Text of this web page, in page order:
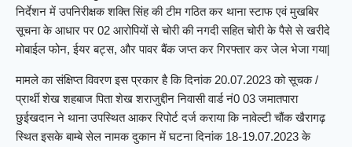
निर्देशन में उपनिरीक्षक शक्ति सिंह की टीम गठित कर थाना स्टाफ एवं मुखबिर
सूचना के आधार पर 02 आरोपियों से चोरी की नगदी सहित चोरी के पैसे से खरीदे
मोबाईल फोन, ईयर बट्स, और पावर बैंक जप्त कर गिरफ्तार कर जेल भेजा गया|
मामले का संक्षिप्त विवरण इस प्रकार है कि दिनांक 20.07.2023 को सूचक /
प्रार्थी शेख शहबाज पिता शेख शराजुद्दीन निवासी वार्ड नं0 03 जमातपारा
छुईखदान ने थाना उपस्थित आकर रिपोर्ट दर्ज कराया कि नावेल्टी चौंक खैरागढ़
स्थित इसके बाम्बे सेल नामक दुकान में घटना दिनांक 18-19.07.2023 के